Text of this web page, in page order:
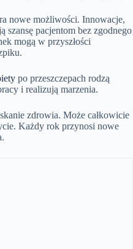
nowe możliwości. Innowacje,
szansę pacjentom bez zgodnego
mogą w przyszłości
po przeszczepach rodzą
i realizują marzenia.
zdrowia. Może całkowicie
Każdy rok przynosi nowe